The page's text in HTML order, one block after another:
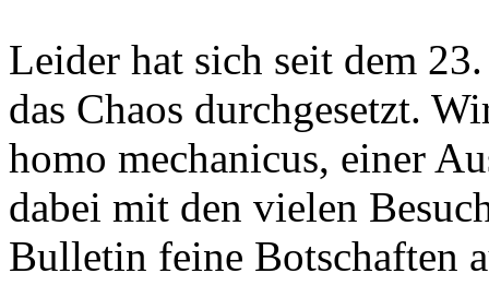
Leider hat sich seit dem
das Chaos durchgesetzt.
homo mechanicus, einer
dabei mit den vielen
Bulletin feine Botschaften